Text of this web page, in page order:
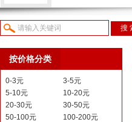
按价格分类
0-3元
3-5元
5-10元
10-20元
20-30元
30-50元
50-100元
100-200元